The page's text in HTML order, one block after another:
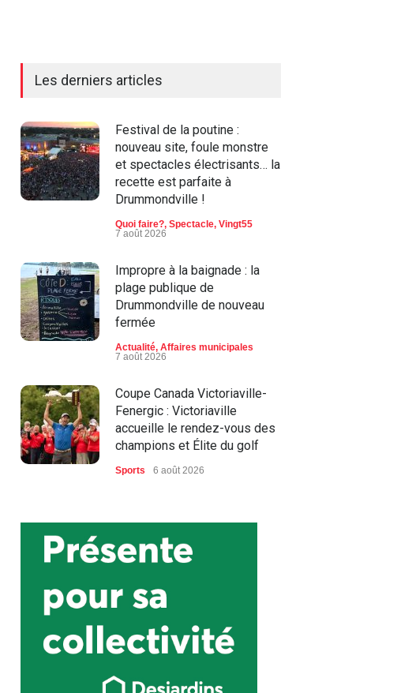
Les derniers articles
Festival de la poutine :
nouveau site, foule monstre
et spectacles électrisants… la
recette est parfaite à
Drummondville !
Quoi faire?, Spectacle, Vingt55
7 août 2026
Impropre à la baignade : la
plage publique de
Drummondville de nouveau
fermée
Actualité, Affaires municipales
7 août 2026
Coupe Canada Victoriaville-
Fenergic : Victoriaville
accueille le rendez-vous des
champions et Élite du golf
Sports 6 août 2026